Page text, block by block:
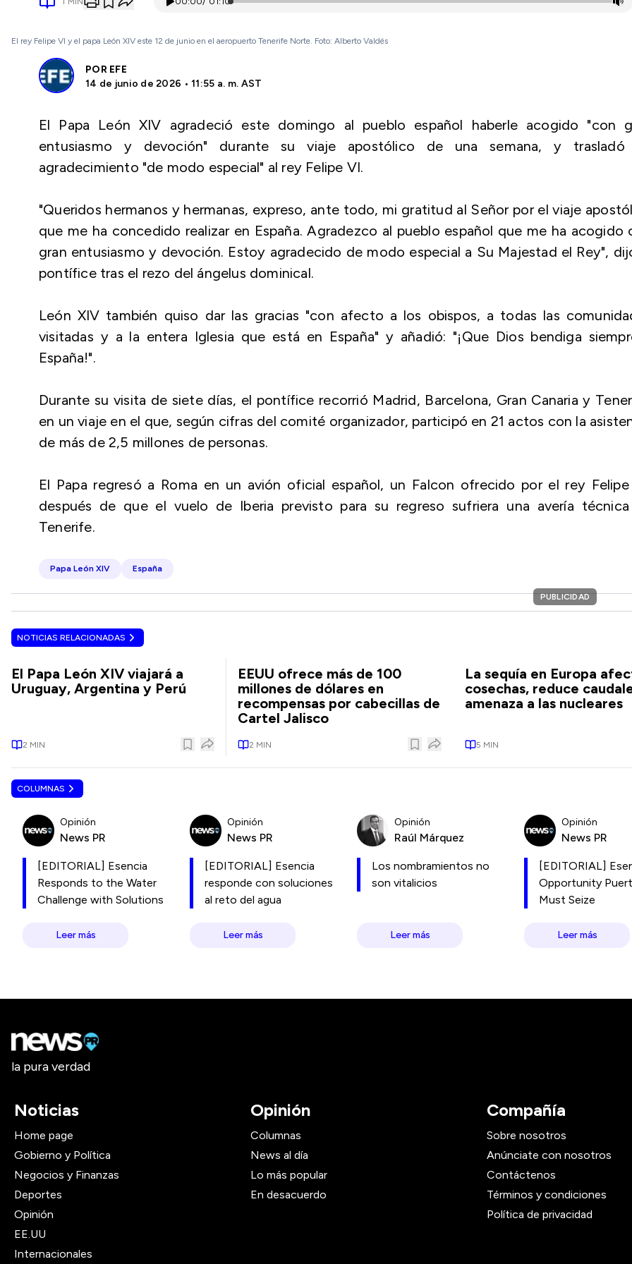
El rey Felipe VI y el papa León XIV este 12 de junio en el aeropuerto Tenerife Norte. Foto: Alberto Valdés
POR EFE
14 de junio de 2026 • 11:55 a. m. AST
El Papa León XIV agradeció este domingo al pueblo español haberle acogido "con
entusiasmo y devoción" durante su viaje apostólico de una semana, y
agradecimiento "de modo especial" al rey Felipe VI.
"Queridos hermanos y hermanas, expreso, ante todo, mi gratitud al Señor por el viaje
que me ha concedido realizar en España. Agradezco al pueblo español que me ha acogido
gran entusiasmo y devoción. Estoy agradecido de modo especial a Su Majestad el Rey",
pontífice tras el rezo del ángelus dominical.
León XIV también quiso dar las gracias "con afecto a los obispos, a todas las
visitadas y a la entera Iglesia que está en España" y añadió: "¡Que Dios bendiga
España!".
Durante su visita de siete días, el pontífice recorrió Madrid, Barcelona, Gran Canaria y
en un viaje en el que, según cifras del comité organizador, participó en 21 actos con la
de más de 2,5 millones de personas.
El Papa regresó a Roma en un avión oficial español, un Falcon ofrecido por el rey
después de que el vuelo de Iberia previsto para su regreso sufriera una avería
Tenerife.
Papa León XIV España
PUBLICIDAD
NOTICIAS RELACIONADAS
El Papa León XIV viajará a
Uruguay, Argentina y Perú
2 MIN
EEUU ofrece más de 100
millones de dólares en
recompensas por cabecillas de
Cartel Jalisco
2 MIN
La sequía en Europa
cosechas, reduce
amenaza a las nucleares
5 MIN
COLUMNAS
Opinión
News PR
[EDITORIAL] Esencia
Responds to the Water
Challenge with Solutions
Leer más
Opinión
News PR
[EDITORIAL] Esencia
responde con soluciones
al reto del agua
Leer más
Opinión
Raúl Márquez
Los nombramientos no
son vitalicios
Leer más
Opinión
News PR
[EDITORIAL]
Opportunity
Must Seize
Leer más
la pura verdad
Noticias
Home page
Gobierno y Política
Negocios y Finanzas
Deportes
Opinión
EE.UU
Internacionales
Opinión
Columnas
News al día
Lo más popular
En desacuerdo
Compañía
Sobre nosotros
Anúnciate con nosotros
Contáctenos
Términos y condiciones
Política de privacidad